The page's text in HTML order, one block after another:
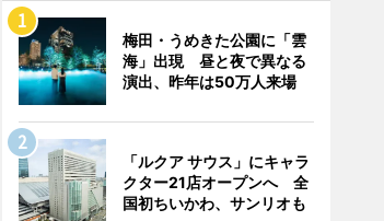
梅田・うめきた公園に「雲
海」出現 昼と夜で異なる
演出、昨年は50万人来場
「ルクア サウス」にキャラ
クター21店オープンへ 全
国初ちいかわ、サンリオも